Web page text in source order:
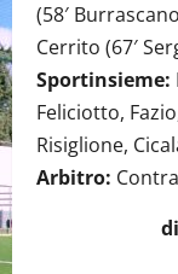
(58′
Cerrito (67′
Sportinsieme:
Feliciotto,
Risiglione,
Arbitro: